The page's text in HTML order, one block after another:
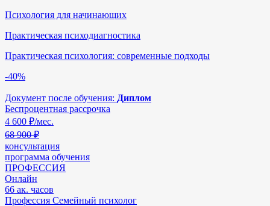
Психология для начинающих
Практическая психодиагностика
Практическая психология: современные подходы
-40%
Документ после обучения: Диплом
Беспроцентная рассрочка
4 600 ₽/мес.
68 900 ₽
консультация
программа обучения
ПРОФЕССИЯ
Онлайн
66 ак. часов
Профессия Семейный психолог